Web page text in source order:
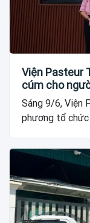
Viện Pasteur
cúm cho
Sáng 9/6, Viện
phương tổ chức